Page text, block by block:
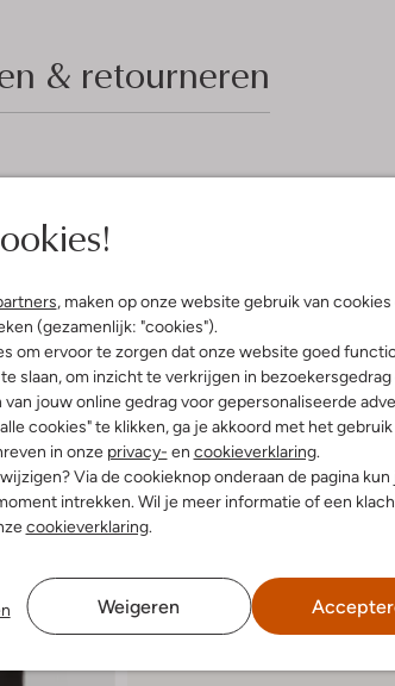
, maken op onze website gebruik van cookies
(gezamenlijk: "cookies").
om ervoor te zorgen dat onze website goed
slaan, om inzicht te verkrijgen in bezoekersgedrag
jouw online gedrag voor gepersonaliseerde
cookies" te klikken, ga je akkoord met het gebruik
in onze privacy- en cookieverklaring.
Via de cookieknop onderaan de pagina
intrekken. Wil je meer informatie of een
cookieverklaring.
Weigeren
& retourneren
Omschrijving
Stap stijlvol de lente en
Junkie. Dit grijze T-shirt is
gezellige middag op het
ultiem comfort. Combineer
een frisse, zomerse outfit.
outfit net dat beetje extra
maar toch trendy uitstraling.